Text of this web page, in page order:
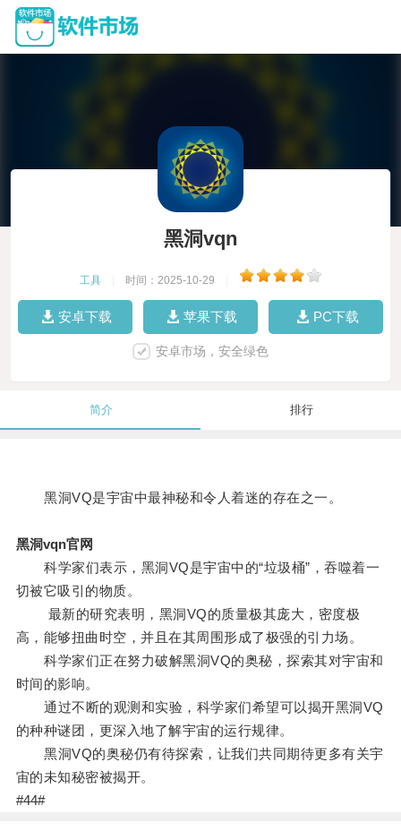
黑洞vqn
工具 时间：2025-10-29
安卓下载 苹果下载 PC下载
安卓市场，安全绿色
简介 排行
黑洞VQ是宇宙中最神秘和令人着迷的存在之一。
黑洞vqn官网
科学家们表示，黑洞VQ是宇宙中的“垃圾桶”，吞噬着一
切被它吸引的物质。
最新的研究表明，黑洞VQ的质量极其庞大，密度极
高，能够扭曲时空，并且在其周围形成了极强的引力场。
科学家们正在努力破解黑洞VQ的奥秘，探索其对宇宙和
时间的影响。
通过不断的观测和实验，科学家们希望可以揭开黑洞VQ
的种种谜团，更深入地了解宇宙的运行规律。
黑洞VQ的奥秘仍有待探索，让我们共同期待更多有关宇
宙的未知秘密被揭开。
#44#